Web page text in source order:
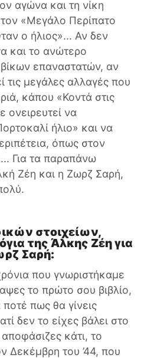
αγώνα και τη νίκη
«Μεγάλο Περίπατο
ο ήλιος»... Αν δεν
και το ανώτερο
επαναστατών, αν
τις μεγάλες αλλαγές που
κάπου «Κοντά στις
ονειρευτεί να
ήλιο» και να
όπως στον
Για τα παραπάνω
Ζέη και η Ζωρζ Σαρή,
στοιχείων,
της Άλκης Ζέη για
Σαρή:
που γνωριστήκαμε
το πρώτο σου βιβλίο,
πως θα γίνεις
δεν το είχες βάλει στο
κάτι, το
Δεκέμβρη του ’44, που